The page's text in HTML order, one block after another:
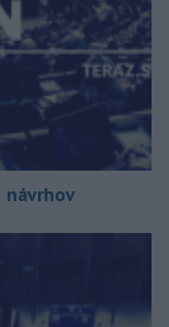
návrhov